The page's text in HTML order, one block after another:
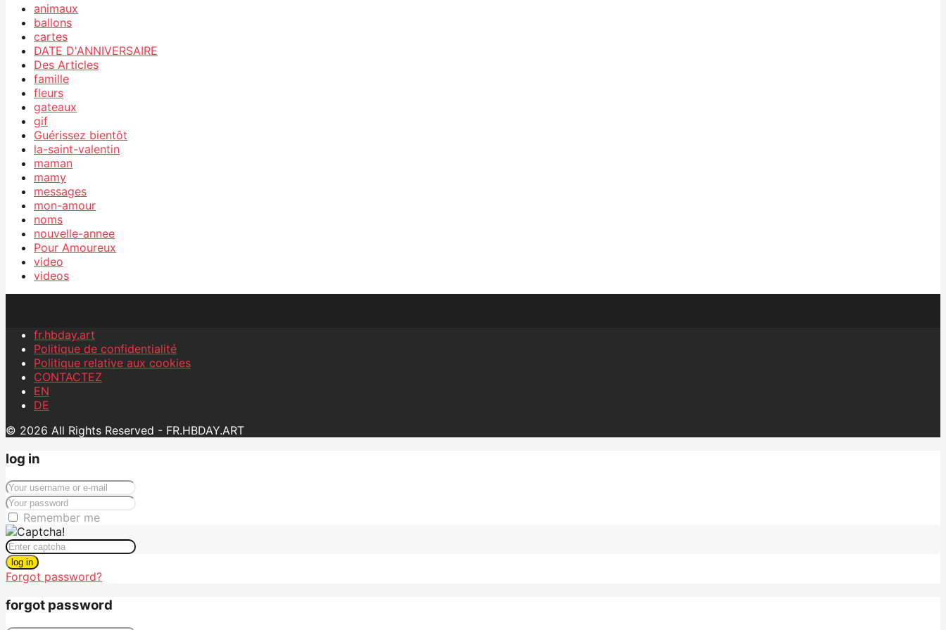
animaux
ballons
cartes
DATE D'ANNIVERSAIRE
Des Articles
famille
fleurs
gateaux
gif
Guérissez bientôt
la-saint-valentin
maman
mamy
messages
mon-amour
noms
nouvelle-annee
Pour Amoureux
video
videos
fr.hbday.art
Politique de confidentialité
Politique relative aux cookies
CONTACTEZ
EN
DE
© 2026 All Rights Reserved - FR.HBDAY.ART
log in
Remember me
log in
Forgot password?
forgot password